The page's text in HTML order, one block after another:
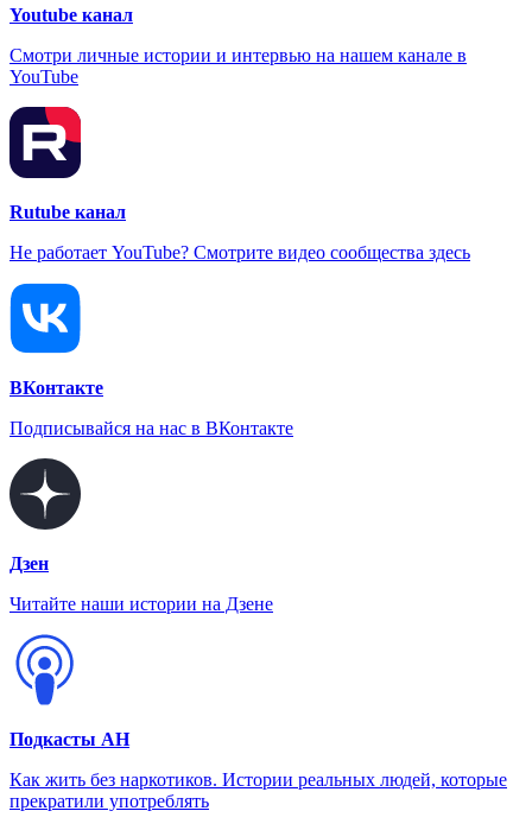
Youtube канал
Смотри личные истории и интервью на нашем канале в
YouTube
Rutube канал
Не работает YouTube? Смотрите видео сообщества здесь
ВКонтакте
Подписывайся на нас в ВКонтакте
Дзен
Читайте наши истории на Дзене
Подкасты АН
Как жить без наркотиков. Истории реальных людей, которые
прекратили употреблять